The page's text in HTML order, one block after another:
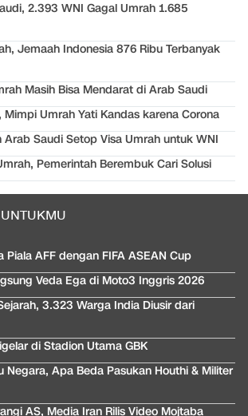
2.393 WNI Gagal Umrah 1.685
Jemaah Indonesia 876 Ribu Terbanyak
Masih Bisa Mendarat di Arab Saudi
Mimpi Umrah Yati Kandas karena Corona
Saudi Setop Visa Umrah untuk WNI
Pemerintah Berembuk Cari Solusi
Piala AFF dengan FIFA ASEAN Cup
Veda Ega di Moto3 Inggris 2026
3.323 Warga India Diusir dari
di Stadion Utama GBK
Negara, Apa Beda Pasukan Houthi & Militer
AS, Media Iran Rilis Video Mojtaba